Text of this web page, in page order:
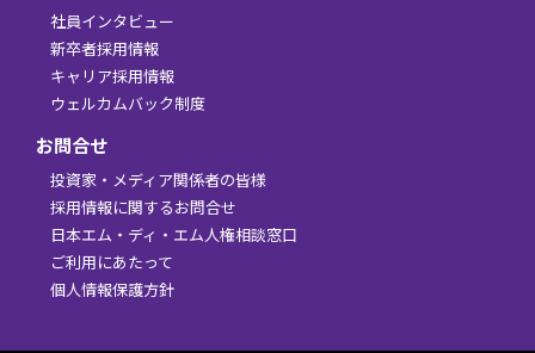
社員インタビュー
新卒者採用情報
キャリア採用情報
ウェルカムバック制度
お問合せ
投資家・メディア関係者の皆様
採用情報に関するお問合せ
日本エム・ディ・エム人権相談窓口
ご利用にあたって
個人情報保護方針